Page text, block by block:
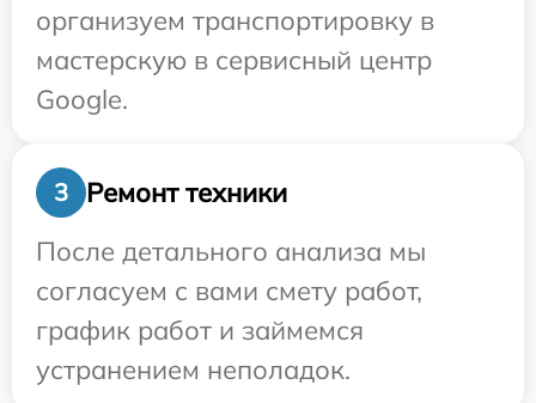
организуем транспортировку в
мастерскую в сервисный центр
Google.
3
Ремонт техники
После детального анализа мы
согласуем с вами смету работ,
график работ и займемся
устранением неполадок.